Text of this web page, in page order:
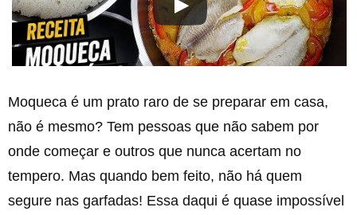
Moqueca é um prato raro de se preparar em casa,
não é mesmo? Tem pessoas que não sabem por
onde começar e outros que nunca acertam no
tempero. Mas quando bem feito, não há quem
segure nas garfadas! Essa daqui é quase impossível